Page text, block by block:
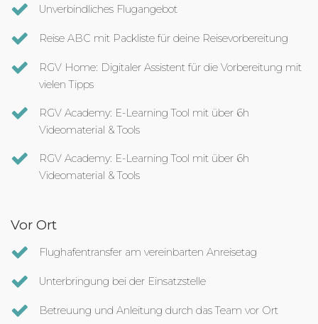
Unverbindliches Flugangebot
Reise ABC mit Packliste für deine Reisevorbereitung
RGV Home: Digitaler Assistent für die Vorbereitung mit
vielen Tipps
RGV Academy: E-Learning Tool mit über 6h
Videomaterial & Tools
RGV Academy: E-Learning Tool mit über 6h
Videomaterial & Tools
Vor Ort
Flughafentransfer am vereinbarten Anreisetag
Unterbringung bei der Einsatzstelle
Betreuung und Anleitung durch das Team vor Ort